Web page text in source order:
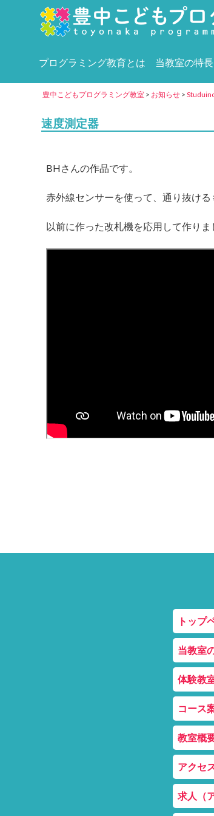
プログラミング教育とは 当教室の特長
豊中こどもプログラミング教室 > お知らせ >
速度測定器
BHさんの作品です。
赤外線センサーを使って、通り抜け
以前に作った改札機を応用して作りま
トップ
当教室
体験教
コース
教室概
アクセ
求人（